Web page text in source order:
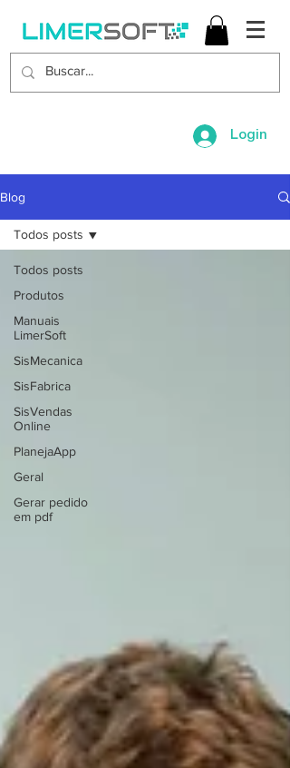
Login
Blog
Todos posts
Produtos
Manuais
LimerSoft
SisMecanica
SisFabrica
SisVendas
Online
PlanejaApp
Geral
Gerar pedido
em pdf
Todos posts